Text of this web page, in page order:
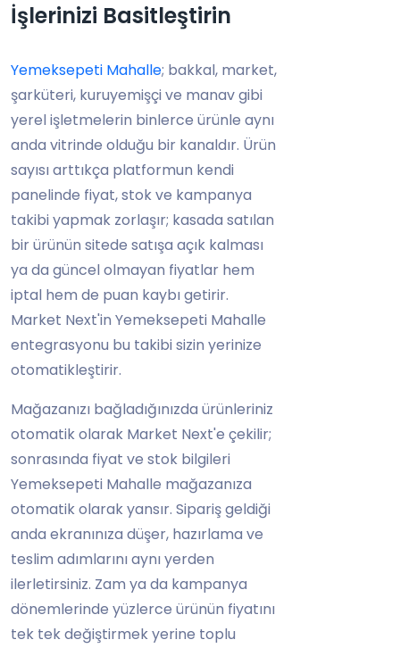
İşlerinizi Basitleştirin
Yemeksepeti Mahalle; bakkal, market,
şarküteri, kuruyemişçi ve manav gibi
yerel işletmelerin binlerce ürünle aynı
anda vitrinde olduğu bir kanaldır. Ürün
sayısı arttıkça platformun kendi
panelinde fiyat, stok ve kampanya
takibi yapmak zorlaşır; kasada satılan
bir ürünün sitede satışa açık kalması
ya da güncel olmayan fiyatlar hem
iptal hem de puan kaybı getirir.
Market Next'in Yemeksepeti Mahalle
entegrasyonu bu takibi sizin yerinize
otomatikleştirir.
Mağazanızı bağladığınızda ürünleriniz
otomatik olarak Market Next'e çekilir;
sonrasında fiyat ve stok bilgileri
Yemeksepeti Mahalle mağazanıza
otomatik olarak yansır. Sipariş geldiği
anda ekranınıza düşer, hazırlama ve
teslim adımlarını aynı yerden
ilerletirsiniz. Zam ya da kampanya
dönemlerinde yüzlerce ürünün fiyatını
tek tek değiştirmek yerine toplu